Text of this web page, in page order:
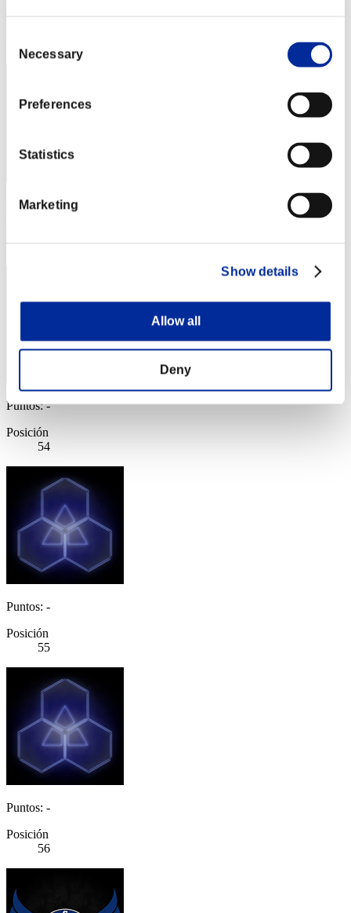
Selection
Necessary
Preferences
Statistics
Marketing
Show details
Allow all
Deny
Puntos: -
53
Puntos: -
Posición
54
Puntos: -
Posición
55
Puntos: -
Posición
56